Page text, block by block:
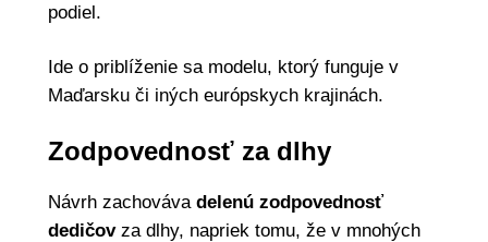
podiel.
Ide o priblíženie sa modelu, ktorý funguje v
Maďarsku či iných európskych krajinách.
Zodpovednosť za dlhy
Návrh zachováva delenú zodpovednosť
dedičovza dlhy, napriek tomu, že v mnohých